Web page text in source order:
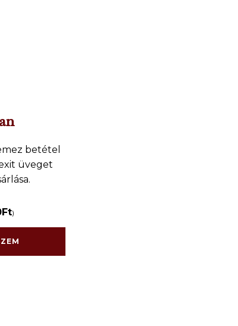
betétel
üveget
Ft)